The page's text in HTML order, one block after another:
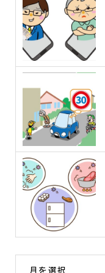
月を選択